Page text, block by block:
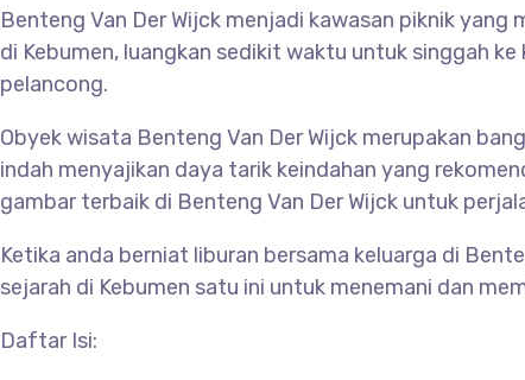
Benteng Van Der Wijck menjadi kawasan piknik
di Kebumen, luangkan sedikit waktu untuk singgah
pelancong.
Obyek wisata Benteng Van Der Wijck merupakan
indah menyajikan daya tarik keindahan yang
gambar terbaik di Benteng Van Der Wijck untuk
Ketika anda berniat liburan bersama keluarga di
sejarah di Kebumen satu ini untuk menemani dan
Daftar Isi: